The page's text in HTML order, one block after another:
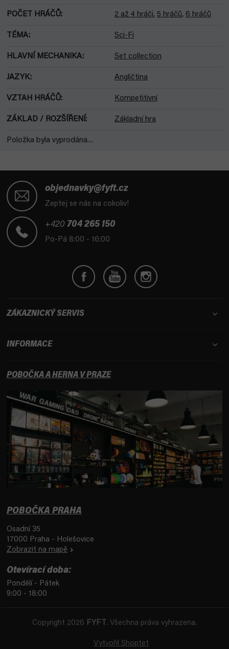
POČET HRÁČŮ: 2 až 4 hráči, 5 hráčů, 6 hráčů
TÉMA: Sci-Fi
HLAVNÍ MECHANIKA: Set collection
JAZYK: Angličtina
VZTAH HRÁČŮ: Kompetitivní
ZÁKLAD / ROZŠÍŘENÍ: Základní hra
Položka byla vyprodána…
objednavky@fyft.cz
Zeptej se nás na cokoliv!
+420 704 265 150
Po-Pá 8:00 - 16:00
ZÁKAZNICKÝ SERVIS
INFORMACE
POBOČKA A HERNA V PRAZE
POBOČKA PRAHA
Osadní 35
17000 Praha - Holešovice
Zobrazit na mapě
Otevírací doba:
Pondělí - Pátek
9:00 - 18:00
Vytvořil Shoptet
Copyright 2026 FYFT . Všechna práva vyhrazena.